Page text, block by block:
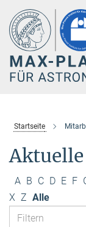
Hauptinhalt
Startseite
A B C D E F
X Z Alle